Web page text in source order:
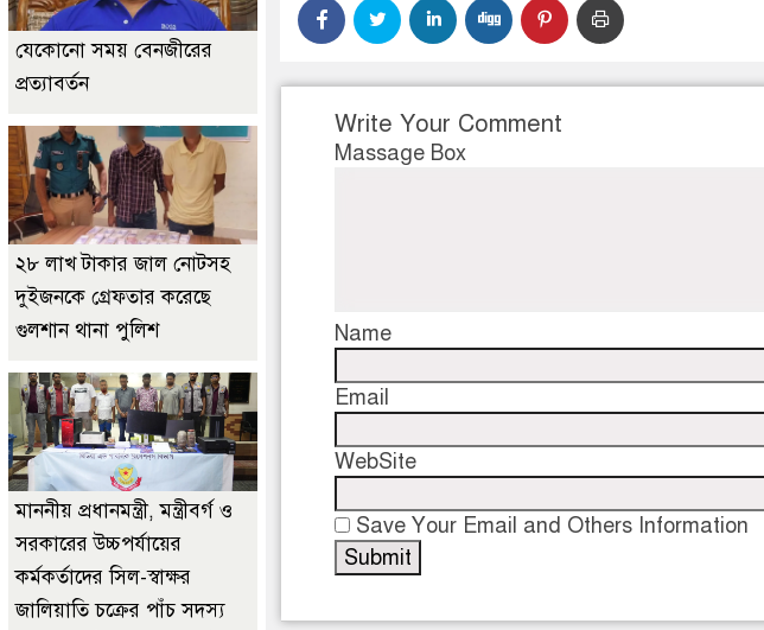
Write Your Comment
Massage Box
Name
Email
WebSite
Save Your Email and Others Information
যেকোনো সময় বেনজীরের
প্রত্যাবর্তন
২৮ লাখ টাকার জাল নোটসহ
দুইজনকে গ্রেফতার করেছে
গুলশান থানা পুলিশ
মাননীয় প্রধানমন্ত্রী, মন্ত্রীবর্গ ও
সরকারের উচ্চপর্যায়ের
কর্মকর্তাদের সিল-স্বাক্ষর
জালিয়াতি চক্রের পাঁচ সদস্য